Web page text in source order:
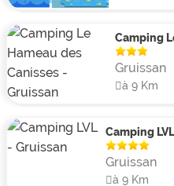
Camping
Gruissan
à 9 Km
Camping LVL
Gruissan
à 9 Km